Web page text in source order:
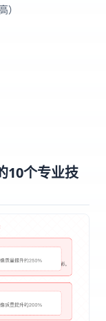
）
10个专业技